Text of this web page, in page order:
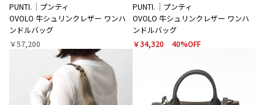
PUNTI.
プンティ
OVOLO ⽜シュリンクレザー ワンハ
ンドルバッグ
￥57,200
PUNTI.
プンティ
OVOLO ⽜シュリンクレザー ワンハ
ンドルバッグ
￥34,320
40%OFF